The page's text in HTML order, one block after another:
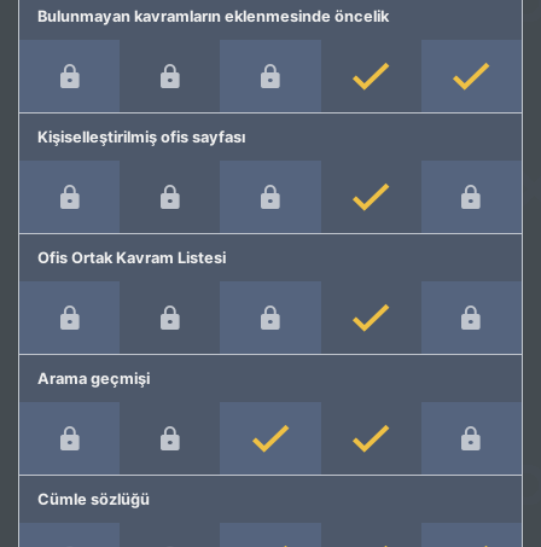
Bulunmayan kavramların eklenmesinde öncelik
Kişiselleştirilmiş ofis sayfası
Ofis Ortak Kavram Listesi
Arama geçmişi
Cümle sözlüğü